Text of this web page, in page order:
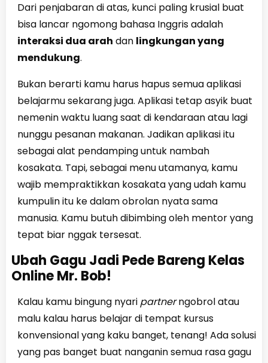
Dari penjabaran di atas, kunci paling krusial buat
bisa lancar ngomong bahasa Inggris adalah
interaksi dua arah dan lingkungan yang
mendukung.
Bukan berarti kamu harus hapus semua aplikasi
belajarmu sekarang juga. Aplikasi tetap asyik buat
nemenin waktu luang saat di kendaraan atau lagi
nunggu pesanan makanan. Jadikan aplikasi itu
sebagai alat pendamping untuk nambah
kosakata. Tapi, sebagai menu utamanya, kamu
wajib mempraktikkan kosakata yang udah kamu
kumpulin itu ke dalam obrolan nyata sama
manusia. Kamu butuh dibimbing oleh mentor yang
tepat biar nggak tersesat.
Ubah Gagu Jadi Pede Bareng Kelas
Online Mr. Bob!
Kalau kamu bingung nyari partnerngobrol atau
malu kalau harus belajar di tempat kursus
konvensional yang kaku banget, tenang! Ada solusi
yang pas banget buat nanganin semua rasa gagu